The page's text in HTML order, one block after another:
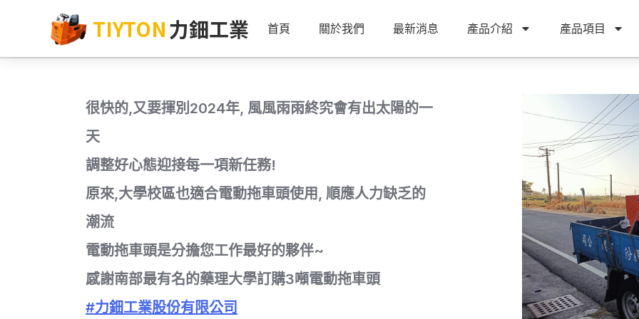
TIYTON力鈿工業 首頁 關於我們 最新消息 產品介紹 產品項目
很快的,又要揮別2024年, 風風雨雨終究會有出太陽的一
天
調整好心態迎接每一項新任務!
原來,大學校區也適合電動拖車頭使用, 順應人力缺乏的
潮流
電動拖車頭是分擔您工作最好的夥伴~
感謝南部最有名的藥理大學訂購3噸電動拖車頭
#力鈿工業股份有限公司